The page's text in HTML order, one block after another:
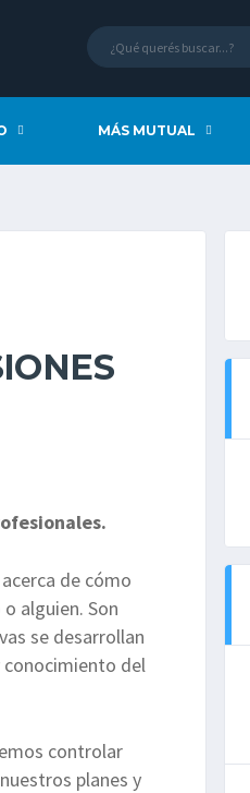
MÁS MUTUAL
de cómo
alguien. Son
se desarrollan
conocimiento del
controlar
planes y